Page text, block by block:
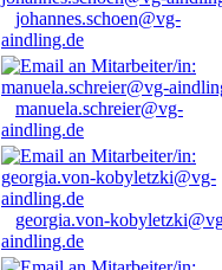
johannes.schoen@vg-
aindling.de
manuela.schreier@vg-
aindling.de
georgia.von-
aindling.de